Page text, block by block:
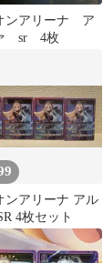
ンアリーナ ア
sr 4枚
ンアリーナ アル
4枚セット